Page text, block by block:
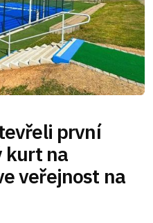
první
kurt na
veřejnost na